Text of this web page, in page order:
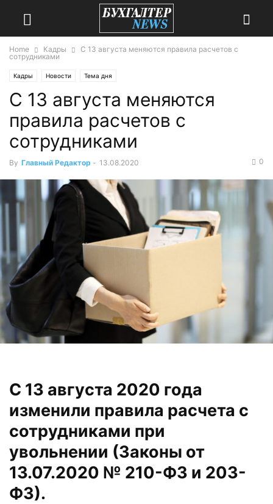
Home Кадры
С 13 августа меняются правила расчетов с
сотрудниками
Кадры Новости Тема дня
С 13 августа меняются
правила расчетов с
сотрудниками
By Главный Редактор - 13.08.2020 0
С 13 августа 2020 года
изменили правила расчета с
сотрудниками при
увольнении (Законы от
13.07.2020 № 210-ФЗ и 203-
ФЗ).